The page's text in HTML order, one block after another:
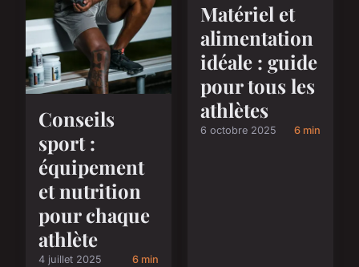
Conseils
sport :
équipement
et nutrition
pour chaque
athlète
4 juillet 2025 6 min
Matériel et
alimentation
idéale : guide
pour tous les
athlètes
6 octobre 2025 6 min